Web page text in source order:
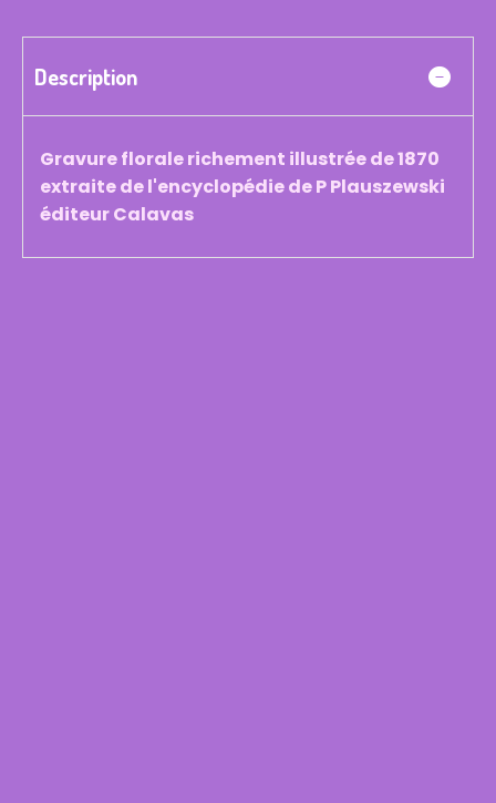
Description
Gravure florale richement illustrée de 1870
extraite de l'encyclopédie de P Plauszewski
éditeur Calavas